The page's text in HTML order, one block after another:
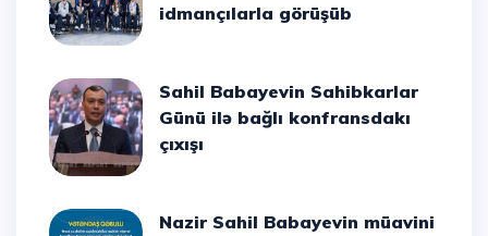
idmançılarla görüşüb
Sahil Babayevin Sahibkarlar
Günü ilə bağlı konfransdakı
çıxışı
Nazir Sahil Babayevin müavini